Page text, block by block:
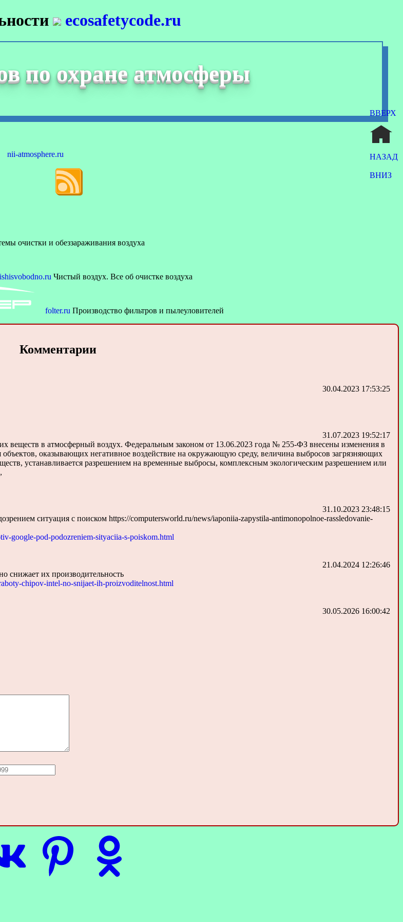
ecosafetycode.ru
по охране атмосферы
nii-atmosphere.ru
очистки и обеззараживания воздуха
Чистый воздух. Все об очистке воздуха
folter.ru Производство фильтров и пылеуловителей
Комментарии
30.04.2023 17:53:25
31.07.2023 19:52:17
веществ в атмосферный воздух. Федеральным законом от 13.06.2023 года № 255-ФЗ внесены изменения в
оказывающих негативное воздействие на окружающую среду, величина выбросов загрязняющих
устанавливается разрешением на временные выбросы, комплексным экологическим разрешением или
31.10.2023 23:48:15
ситуация с поиском https://computersworld.ru/news/iaponiia-zapystila-antimonopolnoe-rassledovanie-
google-pod-podozreniem-sityaciia-s-poiskom.html
21.04.2024 12:26:46
снижает их производительность
chipov-intel-no-snijaet-ih-proizvoditelnost.html
30.05.2026 16:00:42
ВВЕРХ
НАЗАД
ВНИЗ